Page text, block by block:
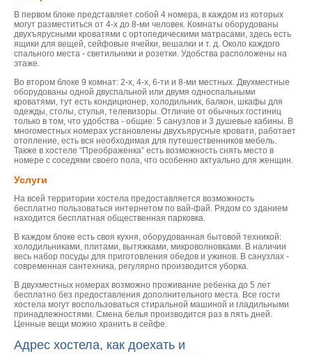
В первом блоке представляет собой 4 номера, в каждом из которых
могут разместиться от 4-х до 8-ми человек. Комнаты оборудованы
двухъярусными кроватями с ортопедическими матрасами, здесь есть
ящики для вещей, сейфовые ячейки, вешалки и т. д. Около каждого
спального места - светильники и розетки. Удобства расположены на
этаже.
Во втором блоке 9 комнат: 2-х, 4-х, 6-ти и 8-ми местных. Двухместные
оборудованы одной двуспальной или двумя односпальными
кроватями, тут есть кондиционер, холодильник, балкон, шкафы для
одежды, столы, стулья, телевизоры. Отличие от обычных гостиниц
только в том, что удобства - общие: 5 санузлов и 3 душевые кабины. В
многоместных номерах установлены двухъярусные кровати, работает
отопление, есть вся необходимая для путешественников мебель.
Также в хостеле “Преображенка” есть возможность снять место в
номере с соседями своего пола, что особенно актуально для женщин.
Услуги
На всей территории хостела предоставляется возможность
бесплатно пользоваться интернетом по вай-фай. Рядом со зданием
находится бесплатная общественная парковка.
В каждом блоке есть своя кухня, оборудованная бытовой техникой:
холодильниками, плитами, вытяжками, микроволновками. В наличии
весь набор посуды для приготовления обедов и ужинов. В санузлах -
современная сантехника, регулярно производится уборка.
В двухместных номерах возможно проживание ребенка до 5 лет
бесплатно без предоставления дополнительного места. Все гости
хостела могут воспользоваться стиральной машиной и гладильными
принадлежностями. Смена белья производится раз в пять дней.
Ценные вещи можно хранить в сейфе.
Адрес хостела, как доехать и